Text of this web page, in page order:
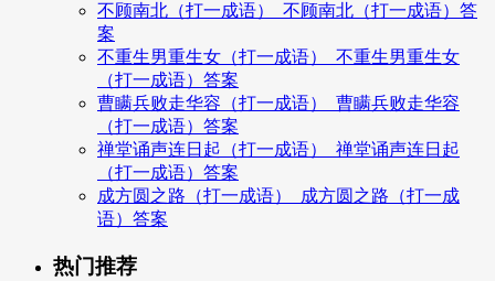
不顾南北（打一成语）_不顾南北（打一成语）答
案
不重生男重生女（打一成语）_不重生男重生女
（打一成语）答案
曹瞒兵败走华容（打一成语）_曹瞒兵败走华容
（打一成语）答案
禅堂诵声连日起（打一成语）_禅堂诵声连日起
（打一成语）答案
成方圆之路（打一成语）_成方圆之路（打一成
语）答案
热门推荐